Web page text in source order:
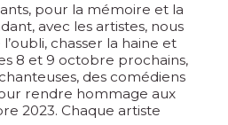
pour la mémoire et la
avec les artistes, nous
chasser la haine et
8 et 9 octobre prochains,
des comédiens
rendre hommage aux
2023. Chaque artiste